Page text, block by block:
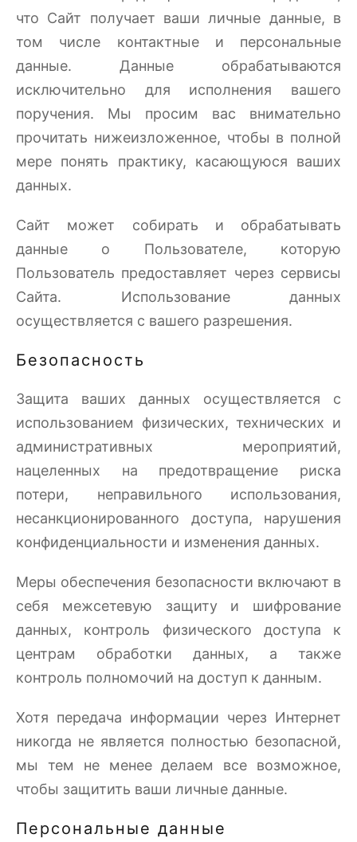
что Сайт получает ваши личные данные, в
том числе контактные и персональные
данные. Данные обрабатываются
исключительно для исполнения вашего
поручения. Мы просим вас внимательно
прочитать нижеизложенное, чтобы в полной
мере понять практику, касающуюся ваших
данных.
Сайт может собирать и обрабатывать
данные о Пользователе, которую
Пользователь предоставляет через сервисы
Сайта. Использование данных
осуществляется с вашего разрешения.
Безопасность
Защита ваших данных осуществляется с
использованием физических, технических и
административных мероприятий,
нацеленных на предотвращение риска
потери, неправильного использования,
несанкционированного доступа, нарушения
конфиденциальности и изменения данных.
Меры обеспечения безопасности включают в
себя межсетевую защиту и шифрование
данных, контроль физического доступа к
центрам обработки данных, а также
контроль полномочий на доступ к данным.
Хотя передача информации через Интернет
никогда не является полностью безопасной,
мы тем не менее делаем все возможное,
чтобы защитить ваши личные данные.
Персональные данные